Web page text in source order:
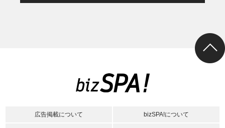
広告掲載について bizSPA!について